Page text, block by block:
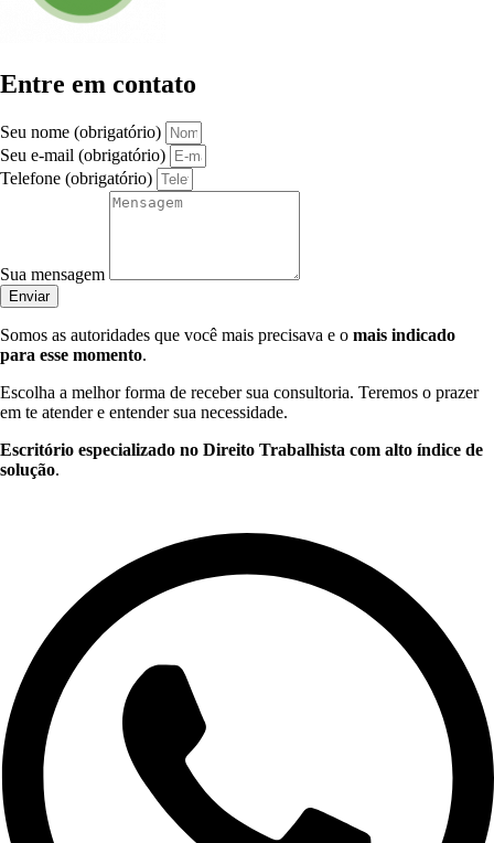
Entre em contato
Seu nome (obrigatório)
Seu e-mail (obrigatório)
Telefone (obrigatório)
Sua mensagem
Enviar
Somos as autoridades que você mais precisava e o mais indicado
para esse momento.
Escolha a melhor forma de receber sua consultoria. Teremos o prazer
em te atender e entender sua necessidade.
Escritório especializado no Direito Trabalhista com alto índice de
solução.